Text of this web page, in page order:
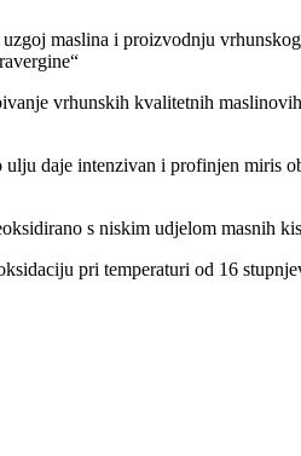
maslina i proizvodnju
vrhunskih kvalitetnih
daje intenzivan i profinjen miris
s niskim udjelom masnih
pri temperaturi od 16